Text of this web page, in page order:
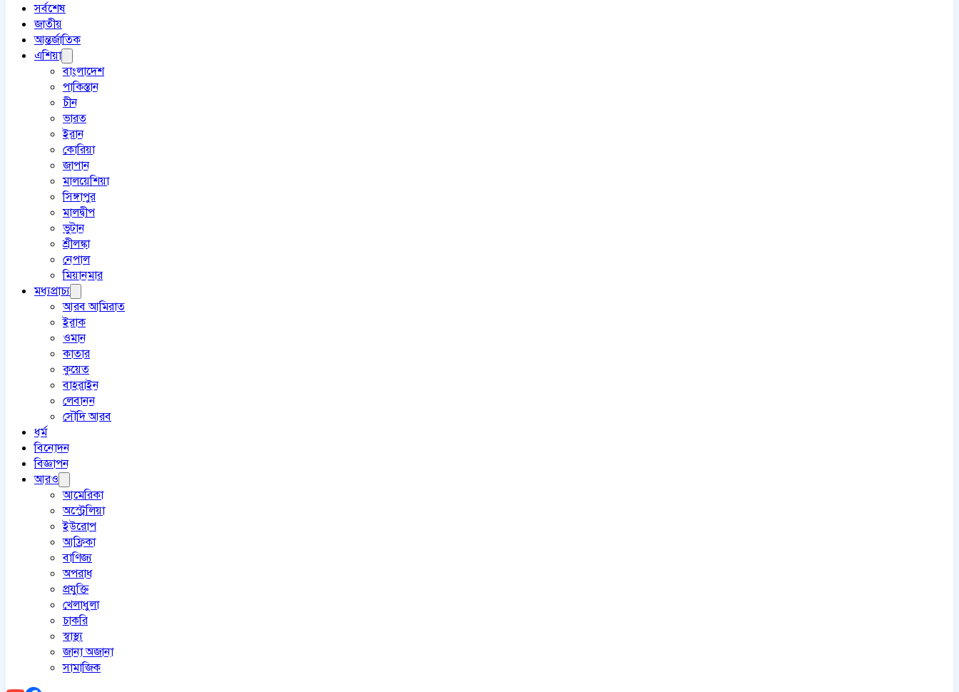
সর্বশেষ
জাতীয়
আন্তর্জাতিক
এশিয়া
বাংলাদেশ
পাকিস্তান
চীন
ভারত
ইরান
কোরিয়া
জাপান
মালয়েশিয়া
সিঙ্গাপুর
মালদ্বীপ
ভুটান
শ্রীলঙ্কা
নেপাল
মিয়ানমার
মধ্যপ্রাচ্য
আরব আমিরাত
ইরাক
ওমান
কাতার
কুয়েত
বাহরাইন
লেবানন
সৌদি আরব
ধর্ম
বিনোদন
বিজ্ঞাপন
আরও
আমেরিকা
অস্ট্রেলিয়া
ইউরোপ
আফ্রিকা
বাণিজ্য
অপরাধ
প্রযুক্তি
খেলাধুলা
চাকরি
স্বাস্থ্য
জানা অজানা
সামাজিক